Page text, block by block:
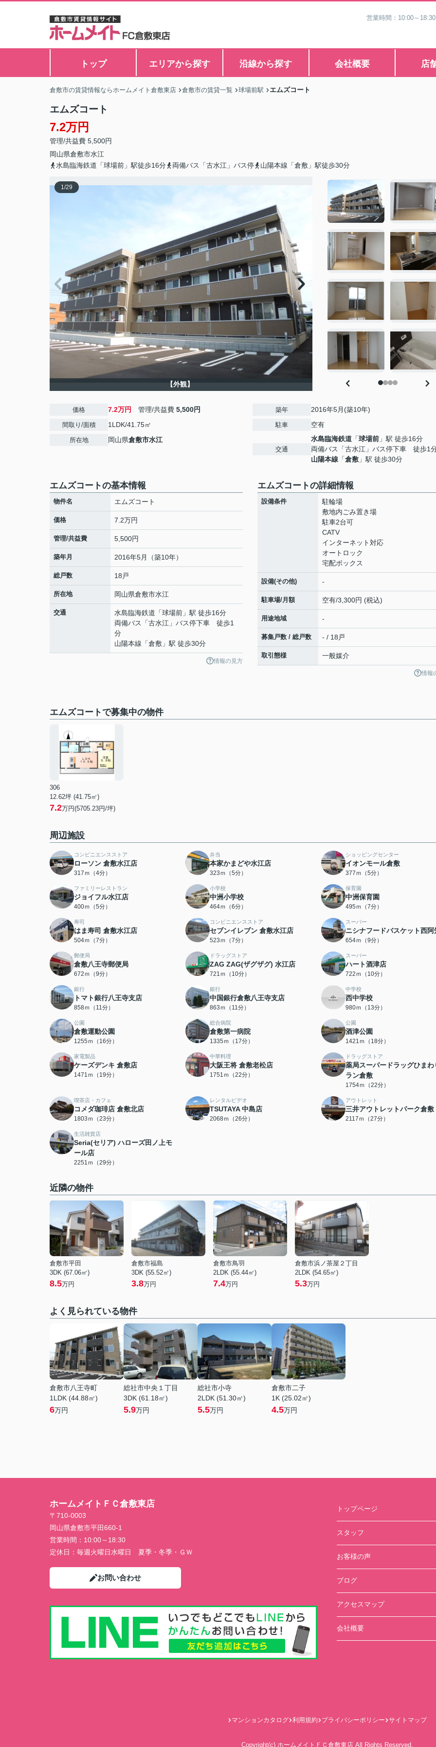
営業時間：10:00～
トップ エリアから探す 沿線から探す 会社概要 店
倉敷市の賃貸情報ならホームメイト倉敷東店 倉敷市の賃貸一覧 球場前駅 エムズコート
エムズコート
7.2万円
管理/共益費 5,500円
岡山県倉敷市水江
水島臨海鉄道「球場前」駅徒歩16分
両備バス「古水江」バス停 山陽本線「倉敷」駅徒歩30分
1/29
【外観】
価格 7.2万円 管理/共益費 5,500円
間取り/面積 1LDK/41.75㎡
所在地 岡山県倉敷市水江
築年 2016年5月(築10年)
駐車 空有
交通
水島臨海鉄道 「球場前 」駅 徒歩16分
両備バス「古水江」バス停下車 徒歩1
山陽本線 「倉敷 」駅 徒歩30分
エムズコートの基本情報
物件名 エムズコート
価格 7.2万円
管理/共益費 5,500円
築年月 2016年5月（築10年）
総戸数 18戸
所在地 岡山県倉敷市水江
交通 水島臨海鉄道 「球場前 」駅 徒歩16分
両備バス「古水江」バス停下車 徒歩1
分
山陽本線 「倉敷 」駅 徒歩30分
情報の見方
エムズコートの詳細情報
設備条件
駐輪場
敷地内ごみ置き場
駐車2台可
CATV
インターネット対応
オートロック
宅配ボックス
設備(その他) -
駐車場/月額 空有/3,300円 (税込)
用途地域 -
募集戸数 / 総戸数 - / 18戸
取引態様 一般媒介
情報
エムズコートで募集中の物件
306
12.62坪 (41.75㎡)
7.2万円(5705.23円/坪)
周辺施設
コンビニエンスストア
ローソン 倉敷水江店
317ｍ（4分）
弁当
本家かまどや水江店
323ｍ（5分）
ショッピングセンター
イオンモール倉敷
377ｍ（5分）
ファミリーレストラン
ジョイフル水江店
400ｍ（5分）
小学校
中洲小学校
464ｍ（6分）
保育園
中洲保育園
495ｍ（7分）
寿司
はま寿司 倉敷水江店
504ｍ（7分）
コンビニエンスストア
セブンイレブン 倉敷水江店
523ｍ（7分）
スーパー
ニシナフードバスケット西阿
654ｍ（9分）
郵便局
倉敷八王寺郵便局
672ｍ（9分）
ドラッグストア
ZAG ZAG(ザグザグ) 水江店
721ｍ（10分）
スーパー
ハート酒津店
722ｍ（10分）
銀行
トマト銀行八王寺支店
858ｍ（11分）
銀行
中国銀行倉敷八王寺支店
863ｍ（11分）
中学校
西中学校
980ｍ（13分）
公園
倉敷運動公園
1255ｍ（16分）
総合病院
倉敷第一病院
1335ｍ（17分）
公園
酒津公園
1421ｍ（18分）
家電製品
ケーズデンキ 倉敷店
1471ｍ（19分）
中華料理
大阪王将 倉敷老松店
1751ｍ（22分）
ドラッグストア
薬局スーパードラッグひまわ
ラン倉敷
1754ｍ（22分）
喫茶店・カフェ
コメダ珈琲店 倉敷北店
1803ｍ（23分）
レンタルビデオ
TSUTAYA 中島店
2068ｍ（26分）
アウトレット
三井アウトレットパーク倉敷
2117ｍ（27分）
生活雑貨店
Seria(セリア) ハローズ田ノ上モ
ール店
2251ｍ（29分）
近隣の物件
倉敷市平田
3DK (67.06㎡)
8.5万円
倉敷市福島
3DK (55.52㎡)
3.8万円
倉敷市鳥羽
2LDK (55.44㎡)
7.4万円
倉敷市浜ノ茶屋２丁目
2LDK (54.65㎡)
5.3万円
よく見られている物件
倉敷市八王寺町
1LDK (44.88㎡)
6万円
総社市中央１丁目
3DK (61.18㎡)
5.9万円
総社市小寺
2LDK (51.30㎡)
5.5万円
倉敷市二子
1K (25.02㎡)
4.5万円
ホームメイトＦＣ倉敷東店
〒710-0003
岡山県倉敷市平田660-1
営業時間： 10:00～18:30
定休日： 毎週火曜日水曜日 夏季・冬季・ＧＷ
お問い合わせ
トップページ
スタッフ
お客様の声
ブログ
アクセスマップ
会社概要
マンションカタログ 利用規約 プライバシーポリシー サイトマップ
Copyright(c) ホームメイトＦＣ倉敷東店 All Rights Reserved.